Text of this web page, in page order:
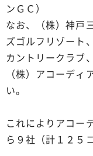
ンＧＣ）
なお、（株）神戸
ズゴルフリゾート
カントリークラブ
（株）アコーデ
い。
これによりアコー
ら９社（計１２５